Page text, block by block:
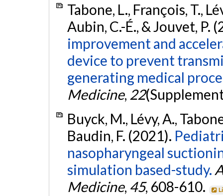
Tabone, L., François, T.,
Aubin, C.-É., & Jouvet, P.
improvement and
device to prevent
generating medical
Medicine, 22
Buyck, M., Lévy, A.,
Baudin, F. (2021).
nasopharyngeal
simulation based-study.
Medicine, 45, 608-610.